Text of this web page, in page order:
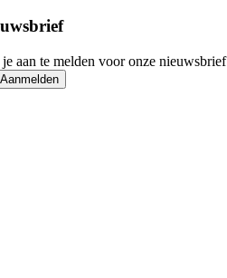
aan te melden voor onze nieuwsbrief
Aanmelden